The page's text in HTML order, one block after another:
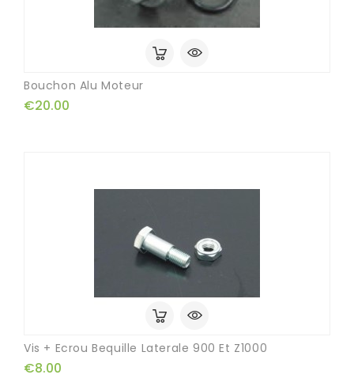
Bouchon Alu Moteur
€20.00
Vis + Ecrou Bequille Laterale 900 Et Z1000
€8.00